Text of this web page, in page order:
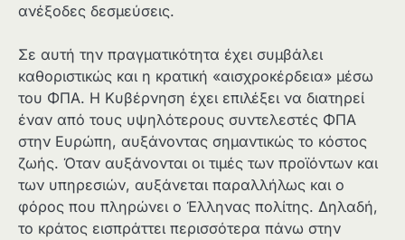
ανέξοδες δεσμεύσεις.
Σε αυτή την πραγματικότητα έχει συμβάλει
καθοριστικώς και η κρατική «αισχροκέρδεια» μέσω
του ΦΠΑ. Η Κυβέρνηση έχει επιλέξει να διατηρεί
έναν από τους υψηλότερους συντελεστές ΦΠΑ
στην Ευρώπη, αυξάνοντας σημαντικώς το κόστος
ζωής. Όταν αυξάνονται οι τιμές των προϊόντων και
των υπηρεσιών, αυξάνεται παραλλήλως και ο
φόρος που πληρώνει ο Έλληνας πολίτης. Δηλαδή,
το κράτος εισπράττει περισσότερα πάνω στην